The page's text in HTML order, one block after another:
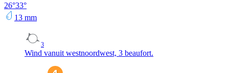
26°33°
13 mm
3
Wind vanuit westnoordwest, 3 beaufort.